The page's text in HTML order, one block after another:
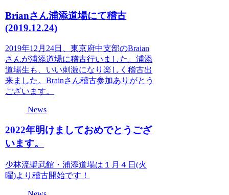
Brianさん浦添道場にて稽古
(2019.12.24)
2019年12月24日、東京府中支部のBraian
さんが浦添道場に稽古行いました。浦添
道場生も、いい刺激になり楽しく稽古出
来ました。Brainさん稽古参加ありがとう
ございます。
News
2022年明けましておめでとうござ
います。
少林流聖武館・浦添道場は１月４日(火
曜)より稽古開始です！